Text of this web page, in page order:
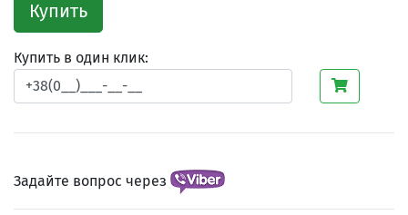
Купить
Купить в один клик:
Задайте вопрос через